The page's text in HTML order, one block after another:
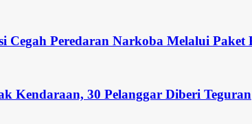
Cegah Peredaran Narkoba Melalui
Kendaraan, 30 Pelanggar Diberi Teguran